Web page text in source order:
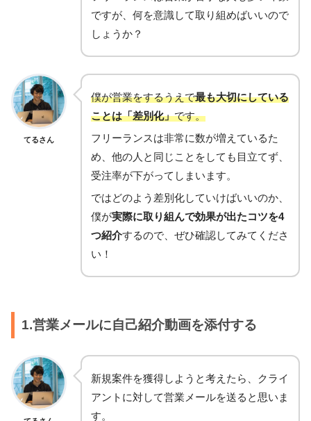
ですが、何を意識して取り組めばいいので
しょうか？
てるさん
僕が営業をするうえで最も大切にしている
ことは「差別化」です。
フリーランスは非常に数が増えているた
め、他の人と同じことをしても目立てず、
受注率が下がってしまいます。
ではどのよう差別化していけばいいのか、
僕が実際に取り組んで効果が出たコツを4
つ紹介するので、ぜひ確認してみてくださ
い！
1.営業メールに自己紹介動画を添付する
新規案件を獲得しようと考えたら、クライ
アントに対して営業メールを送ると思いま
す。